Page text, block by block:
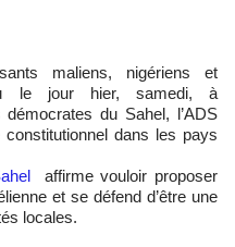
le jour hier, samedi, à
du Sahel, l’ADS
constitutionnel dans les pays
affirme vouloir proposer
et se défend d’être une
locales.